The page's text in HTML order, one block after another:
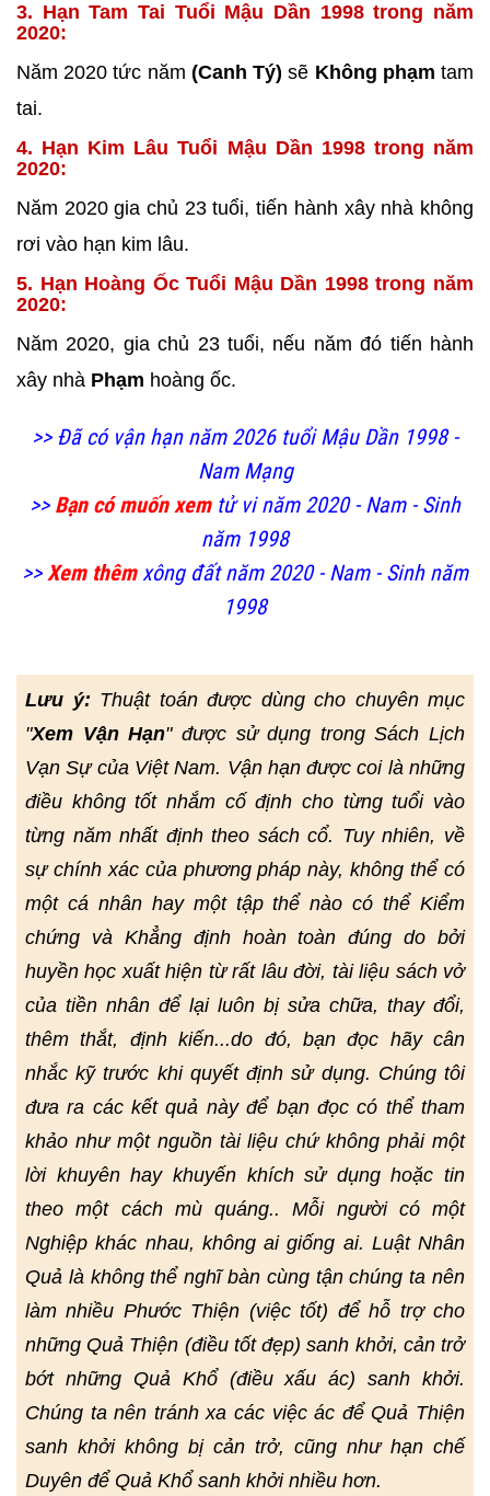
3. Hạn Tam Tai Tuổi Mậu Dần 1998 trong năm
2020:
Năm 2020 tức năm (Canh Tý) sẽ Không phạm tam
tai.
4. Hạn Kim Lâu Tuổi Mậu Dần 1998 trong năm
2020:
Năm 2020 gia chủ 23 tuổi, tiến hành xây nhà không
rơi vào hạn kim lâu.
5. Hạn Hoàng Ốc Tuổi Mậu Dần 1998 trong năm
2020:
Năm 2020, gia chủ 23 tuổi, nếu năm đó tiến hành
xây nhà Phạm hoàng ốc.
>> Đã có vận hạn năm 2026 tuổi Mậu Dần 1998 -
Nam Mạng
>> Bạn có muốn xemtử vi năm 2020 - Nam - Sinh
năm 1998
>>Xem thêmxông đất năm 2020 - Nam - Sinh năm
1998
Lưu ý: Thuật toán được dùng cho chuyên mục
"Xem Vận Hạn" được sử dụng trong Sách Lịch
Vạn Sự của Việt Nam. Vận hạn được coi là những
điều không tốt nhắm cố định cho từng tuổi vào
từng năm nhất định theo sách cổ. Tuy nhiên, về
sự chính xác của phương pháp này, không thể có
một cá nhân hay một tập thể nào có thể Kiểm
chứng và Khẳng định hoàn toàn đúng do bởi
huyền học xuất hiện từ rất lâu đời, tài liệu sách vở
của tiền nhân để lại luôn bị sửa chữa, thay đổi,
thêm thắt, định kiến...do đó, bạn đọc hãy cân
nhắc kỹ trước khi quyết định sử dụng. Chúng tôi
đưa ra các kết quả này để bạn đọc có thể tham
khảo như một nguồn tài liệu chứ không phải một
lời khuyên hay khuyến khích sử dụng hoặc tin
theo một cách mù quáng.. Mỗi người có một
Nghiệp khác nhau, không ai giống ai. Luật Nhân
Quả là không thể nghĩ bàn cùng tận chúng ta nên
làm nhiều Phước Thiện (việc tốt) để hỗ trợ cho
những Quả Thiện (điều tốt đẹp) sanh khởi, cản trở
bớt những Quả Khổ (điều xấu ác) sanh khởi.
Chúng ta nên tránh xa các việc ác để Quả Thiện
sanh khởi không bị cản trở, cũng như hạn chế
Duyên để Quả Khổ sanh khởi nhiều hơn.